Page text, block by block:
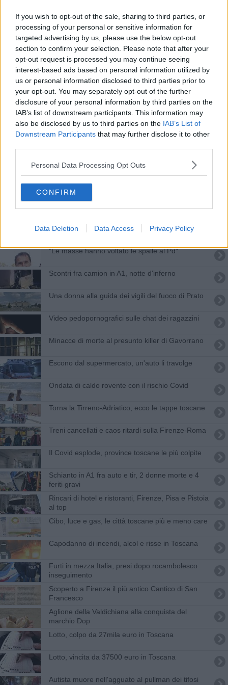
If you wish to opt-out of the sale, sharing to third parties, or
processing of your personal or sensitive information for
targeted advertising by us, please use the below opt-out
section to confirm your selection. Please note that after your
opt-out request is processed you may continue seeing
interest-based ads based on personal information utilized by
us or personal information disclosed to third parties prior to
your opt-out. You may separately opt-out of the further
disclosure of your personal information by third parties on the
IAB’s list of downstream participants. This information may
also be disclosed by us to third parties on the IAB’s List of
Downstream Participants that may further disclose it to other
Personal Data Processing Opt Outs
CONFIRM
Data Deletion Data Access Privacy Policy
euro
Il 14 novembre sciopero dei dipendenti Equitalia
La Maremma ha il suo sindacato dei macellai
Disinnesco bomba, chiuse ferrovia e autostrada
Rave party, denunciati in 41
Muore soffocato dal pandoro
Carne bovina infetta, sequestri e perquisizioni
Le tute blu toscane in piazza per gli operai Ast
Consigli provinciali al voto
Testata in faccia al capotreno sul regionale
"Le masse hanno voltato le spalle al Pd"
Scontri fra camion in A1, notte d'inferno
Una donna alla guida dei vigili del fuoco di Prato
Video pedopornografici sulle chat dei ragazzini
Minacce di morte al presunto killer di Gavorrano
Escono dal supermercato, un'auto li travolge
Ondata di caldo rovente con il rischio Covid
Torna la Tirreno-Adriatico, ecco le tappe toscane
Treni cancellati e caos ritardi sulla Firenze-Roma
Il Covid esplode, province toscane le più colpite
Schianto in A1 fra auto e tir, 2 donne morte e 4
feriti gravi
Rincari di hotel e ristoranti, Firenze, Pisa e Pistoia
al top
Cibo, luce e gas, le città toscane più e meno care
Capodanno di incendi, alcol e risse in Toscana
Furti in mezza Italia, presi dopo rocambolesco
inseguimento
Scoperto a Firenze il più antico Cantico di San
Francesco
Aglione della Valdichiana alla conquista del
marchio Dop
Lotto, colpo da 27mila euro in Toscana
Lotto, vincita da 37500 euro in Toscana
Autista muore nell'agguato al pullman dei tifosi